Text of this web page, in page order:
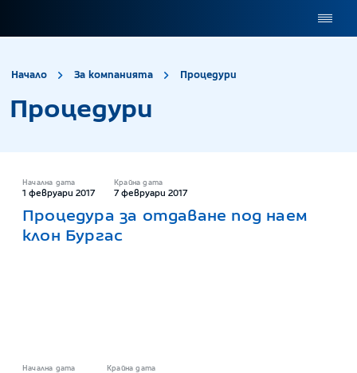
Начало За компанията Процедури
Процедури
Начална дата
1 февруари 2017
Крайна дата
7 февруари 2017
Процедура за отдаване под наем
клон Бургас
Начална дата Крайна дата